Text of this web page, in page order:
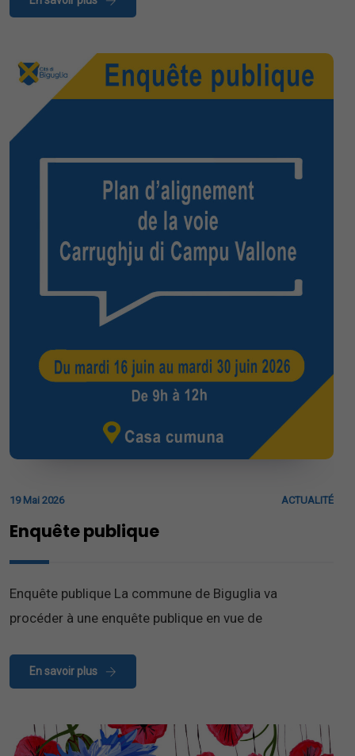
19 Mai 2026 ACTUALITÉ
Enquête publique
Enquête publique La commune de Biguglia va
procéder à une enquête publique en vue de
En savoir plus